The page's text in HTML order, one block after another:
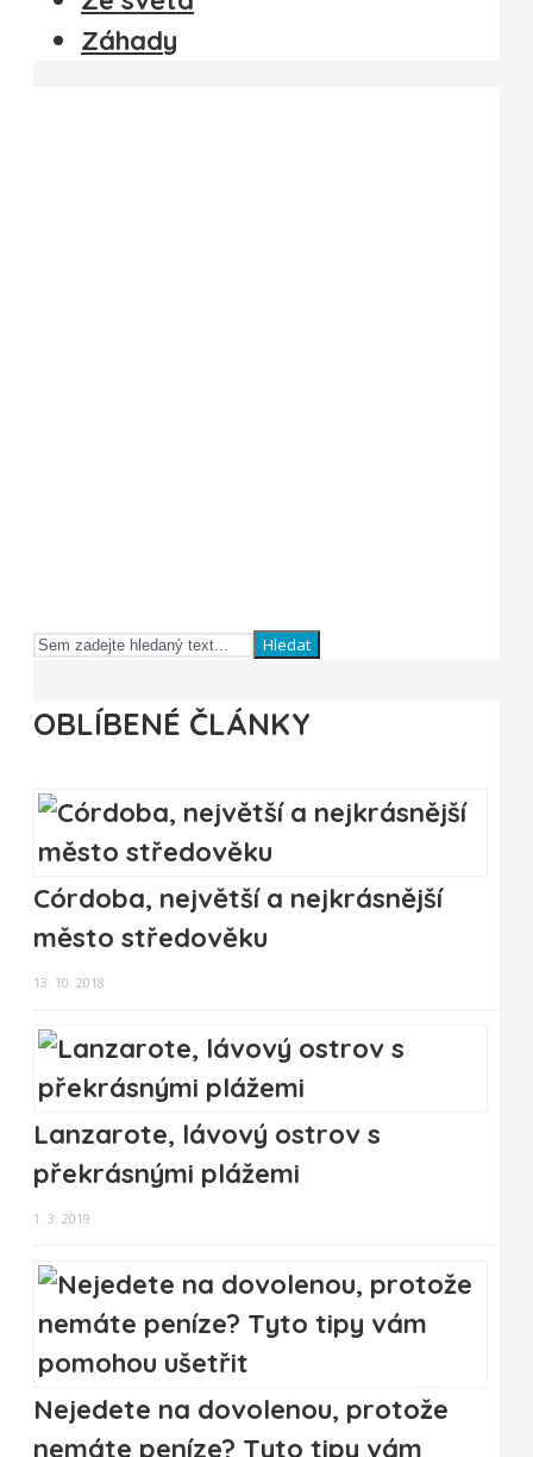
Záhady
Hledat
OBLÍBENÉ ČLÁNKY
Córdoba, největší a nejkrásnější
město středověku
13. 10. 2018
Lanzarote, lávový ostrov s
překrásnými plážemi
1. 3. 2019
Nejedete na dovolenou, protože
nemáte peníze? Tyto tipy vám